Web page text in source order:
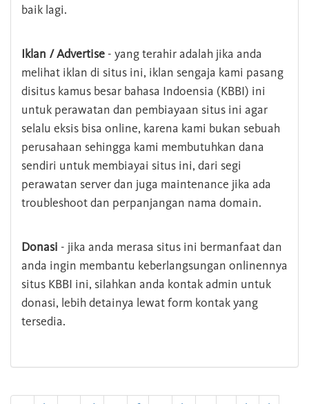
baik lagi.
Iklan / Advertise - yang terahir adalah jika anda
melihat iklan di situs ini, iklan sengaja kami pasang
disitus kamus besar bahasa Indoensia (KBBI) ini
untuk perawatan dan pembiayaan situs ini agar
selalu eksis bisa online, karena kami bukan sebuah
perusahaan sehingga kami membutuhkan dana
sendiri untuk membiayai situs ini, dari segi
perawatan server dan juga maintenance jika ada
troubleshoot dan perpanjangan nama domain.
Donasi - jika anda merasa situs ini bermanfaat dan
anda ingin membantu keberlangsungan onlinennya
situs KBBI ini, silahkan anda kontak admin untuk
donasi, lebih detainya lewat form kontak yang
tersedia.